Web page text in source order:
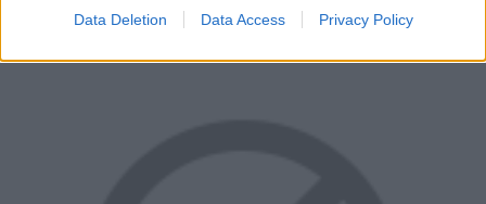
Data Deletion Data Access Privacy Policy
szerint nem lesz túl nagy siker.